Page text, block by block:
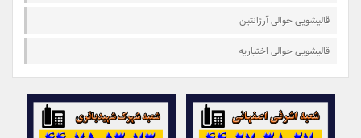
قالیشویی حوالی آرژانتین
قالیشویی حوالی اختیاریه